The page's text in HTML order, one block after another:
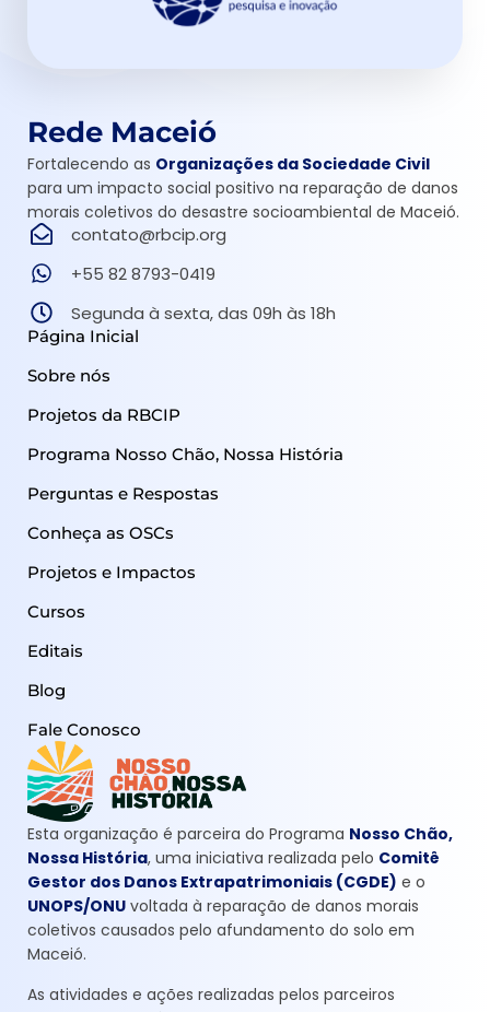
Rede Maceió
Fortalecendo as Organizações da Sociedade Civil
para um impacto social positivo na reparação de danos
morais coletivos do desastre socioambiental de Maceió.
contato@rbcip.org
+55 82 8793-0419
Segunda à sexta, das 09h às 18h
Página Inicial
Sobre nós
Projetos da RBCIP
Programa Nosso Chão, Nossa História
Perguntas e Respostas
Conheça as OSCs
Projetos e Impactos
Cursos
Editais
Blog
Fale Conosco
Esta organização é parceira do Programa Nosso Chão,
Nossa História, uma iniciativa realizada pelo Comitê
Gestor dos Danos Extrapatrimoniais (CGDE) e o
UNOPS/ONU voltada à reparação de danos morais
coletivos causados pelo afundamento do solo em
Maceió.
As atividades e ações realizadas pelos parceiros